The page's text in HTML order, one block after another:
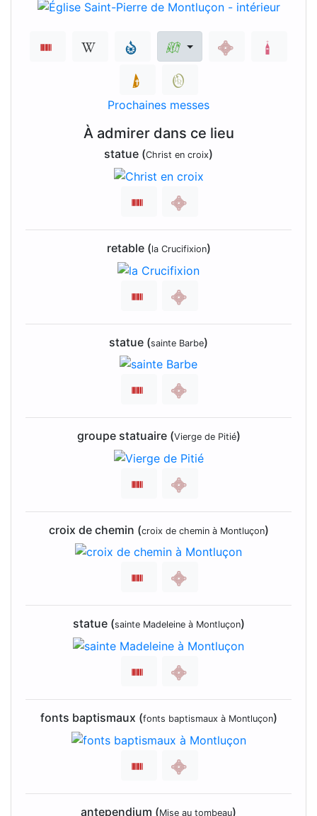
Prochaines messes
À admirer dans ce lieu
statue (Christ en croix)
retable (la Crucifixion)
statue (sainte Barbe)
groupe statuaire (Vierge de Pitié)
croix de chemin (croix de chemin à Montluçon)
statue (sainte Madeleine à Montluçon)
fonts baptismaux (fonts baptismaux à Montluçon)
antependium (Mise au tombeau)